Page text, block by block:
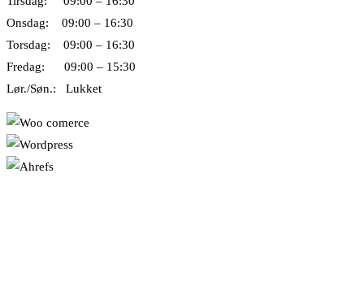
Onsdag: 09:00 – 16:30
Torsdag: 09:00 – 16:30
Fredag: 09:00 – 15:30
Lør./Søn.: Lukket